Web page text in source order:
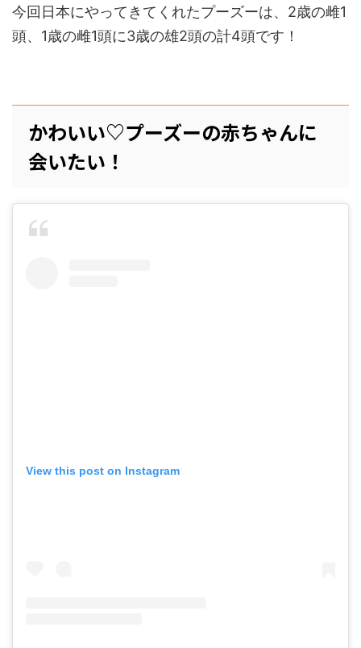
今回日本にやってきてくれたプーズーは、2歳の雌1
頭、1歳の雌1頭に3歳の雄2頭の計4頭です！
かわいい♡プーズーの赤ちゃんに
会いたい！
View this post on Instagram